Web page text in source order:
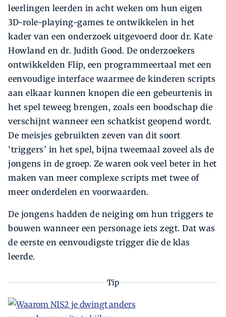
leerlingen leerden in acht weken om hun eigen
3D-role-playing-games te ontwikkelen in het
kader van een onderzoek uitgevoerd door dr. Kate
Howland en dr. Judith Good. De onderzoekers
ontwikkelden Flip, een programmeertaal met een
eenvoudige interface waarmee de kinderen scripts
aan elkaar kunnen knopen die een gebeurtenis in
het spel teweeg brengen, zoals een boodschap die
verschijnt wanneer een schatkist geopend wordt.
De meisjes gebruikten zeven van dit soort
’triggers’ in het spel, bijna tweemaal zoveel als de
jongens in de groep. Ze waren ook veel beter in het
maken van meer complexe scripts met twee of
meer onderdelen en voorwaarden.
De jongens hadden de neiging om hun triggers te
bouwen wanneer een personage iets zegt. Dat was
de eerste en eenvoudigste trigger die de klas
leerde.
Tip